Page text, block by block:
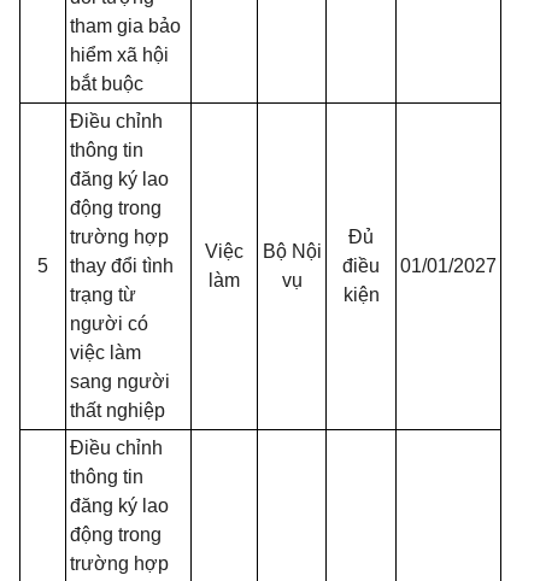
tham gia bảo
hiểm xã hội
bắt buộc
5
Điều chỉnh
thông tin
đăng ký lao
động trong
trường hợp
thay đổi tình
trạng từ
người có
việc làm
sang người
thất nghiệp
Việc
làm
Bộ Nội
vụ
Đủ
điều
kiện
01/01/2027
Điều chỉnh
thông tin
đăng ký lao
động trong
trường hợp